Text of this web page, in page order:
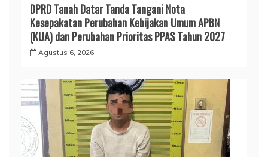
DPRD Tanah Datar Tanda Tangani Nota
Kesepakatan Perubahan Kebijakan Umum APBN
(KUA) dan Perubahan Prioritas PPAS Tahun 2027
Agustus 6, 2026